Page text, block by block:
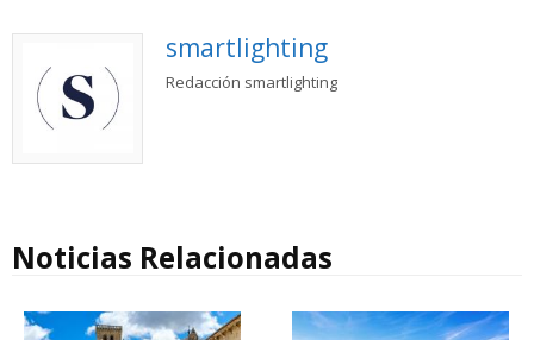
smartlighting
Redacción smartlighting
Noticias Relacionadas